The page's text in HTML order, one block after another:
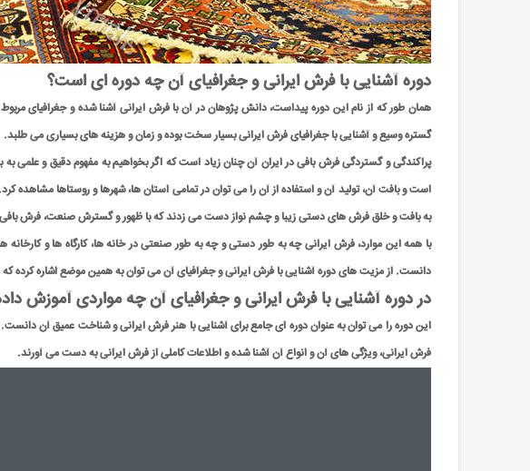
دوره آشنایی با فرش ایرانی و جغرافیای آن چه دوره ای است؟
همان طور که از نام این دوره پیداست، دانش پژوهان در آن با فرش ایرانی آشنا شده و جغرافیای
گستره وسیع و آشنایی با جغرافیای فرش ایرانی بسیار سخت بوده و زمان و هزینه های بسیاری می طلبد.
پراکندگی و گستردگی فرش بافی در ايران آن چنان زیاد است که اگر بخواهيم به مفهوم دقيق و علمی به
است و بافت آن، تولید آن و استفاده از آن را می توان در تمامی استان ها، شهرها و روستاها مشاهده
به بافت و خلق فرش های دستی زیبا و چشم نواز دست می زدند که با ظهور و گسترش صنعت، فرش بافی
با همه این موارد، فرش ایرانی چه به طور دستی و چه به طور صنعتی در خانه ها، کارگاه ها و
دانست. از مزیت های دوره آشنایی با فرش ایرانی و جغرافیای آن می توان به همین موضع اشاره کرده
در دوره آشنایی با فرش ایرانی و جغرافیای آن چه مواردی آموزش
این دوره را می توان به عنوان دوره ای جامع برای آشنایی با هنر فرش ایرانی و شناخت عمیق آن
فرش ایرانی، ویژگی های آن و انواع آن آشنا شده و اطلاعات کاملی از فرش ایرانی به دست می آورند.